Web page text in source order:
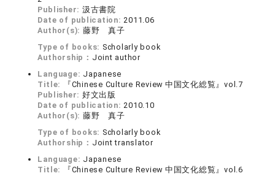
Publisher: 汲古書院
Date of publication:2011.06
Author(s): 藤野 真子
Type of books: Scholarly book
Authorship： Joint author
Language: Japanese
Title:
『Chinese Culture Review 中国文化総覧』vol.7
Publisher: 好文出版
Date of publication:2010.10
Author(s): 藤野 真子
Type of books: Scholarly book
Authorship： Joint translator
Language: Japanese
Title:
『Chinese Culture Review 中国文化総覧』vol.6